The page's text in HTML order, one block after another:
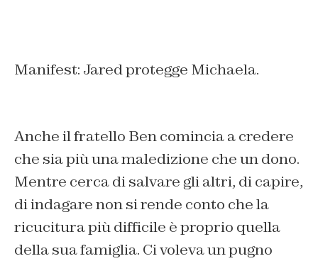
Manifest: Jared protegge Michaela.
Anche il fratello Ben comincia a credere
che sia più una maledizione che un dono.
Mentre cerca di salvare gli altri, di capire,
di indagare non si rende conto che la
ricucitura più difficile è proprio quella
della sua famiglia. Ci voleva un pugno